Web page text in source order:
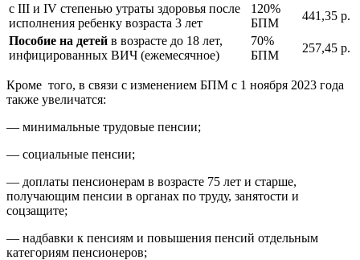
с III и IV степенью утраты здоровья после
исполнения ребенку возраста 3 лет
120%
БПМ
441,35 р.
Пособие на детей в возрасте до 18 лет,
инфицированных ВИЧ (ежемесячное)
70%
БПМ
257,45 р.
Кроме того, в связи с изменением БПМ с 1 ноября 2023 года
также увеличатся:
— минимальные трудовые пенсии;
— социальные пенсии;
— доплаты пенсионерам в возрасте 75 лет и старше,
получающим пенсии в органах по труду, занятости и
соцзащите;
— надбавки к пенсиям и повышения пенсий отдельным
категориям пенсионеров;